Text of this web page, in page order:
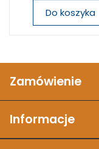
Do koszyka
Zamówienie
Informacje